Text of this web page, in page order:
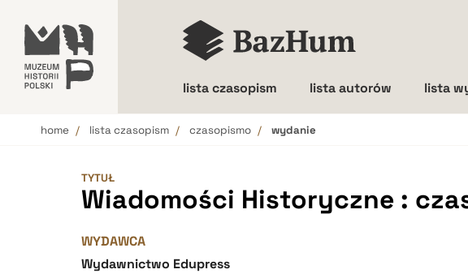
lista czasopism lista autorów lista
home lista czasopism czasopismo wydanie
TYTUŁ
Wiadomości Historyczne :
WYDAWCA
Wydawnictwo Edupress